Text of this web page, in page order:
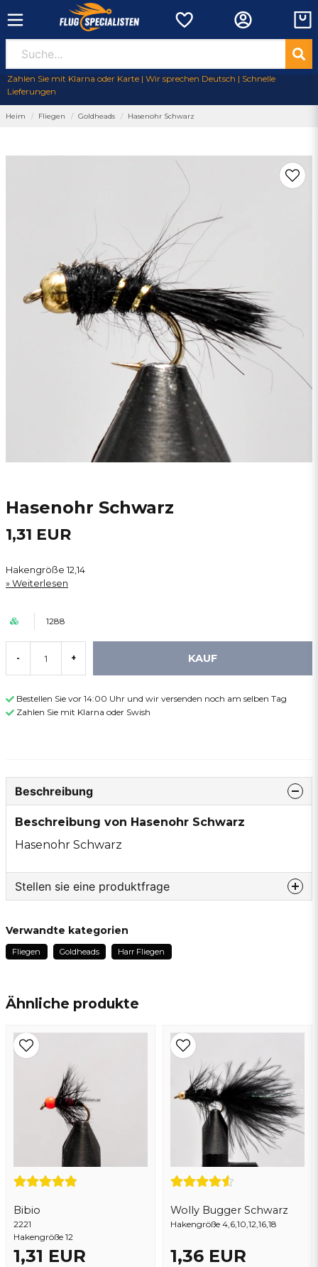
Zahlen Sie mit Klarna oder Karte | Wir sprechen Deutsch | Schnelle
Lieferungen
Heim Fliegen Goldheads Hasenohr Schwarz
Hasenohr Schwarz
1,31 EUR
Hakengröße 12,14
Weiterlesen
1288
- + KAUF
Bestellen Sie vor 14:00 Uhr und wir versenden noch am selben Tag
Zahlen Sie mit Klarna oder Swish
Ähnliche produkte
Bibio
2221
Hakengröße 12
1,31 EUR
Wolly Bugger Schwarz
Hakengröße 4,6,10,12,16,18
1,36 EUR
Beschreibung
Beschreibung von Hasenohr Schwarz
Hasenohr Schwarz
Stellen sie eine produktfrage
Fragen sie uns etwas zu diesem produkt...
Name
email
E-Mail addresse
Ja, sie können meine frage veröffentlichen
Frage senden
Verwandte kategorien
Fliegen Goldheads Harr Fliegen